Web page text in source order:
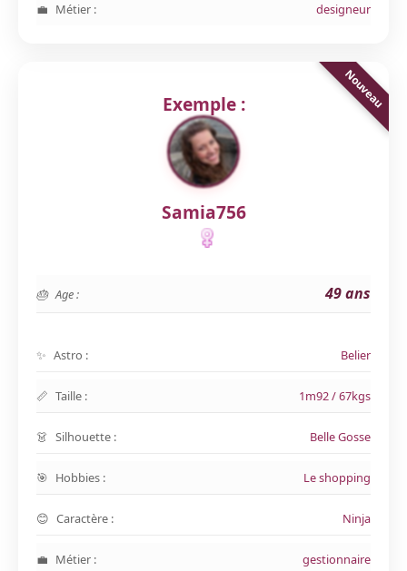
Métier : designeur
Exemple :
Samia756
Age : 49 ans
Astro : Belier
Taille : 1m92 / 67kgs
Silhouette : Belle Gosse
Hobbies : Le shopping
Caractère : Ninja
Métier : gestionnaire